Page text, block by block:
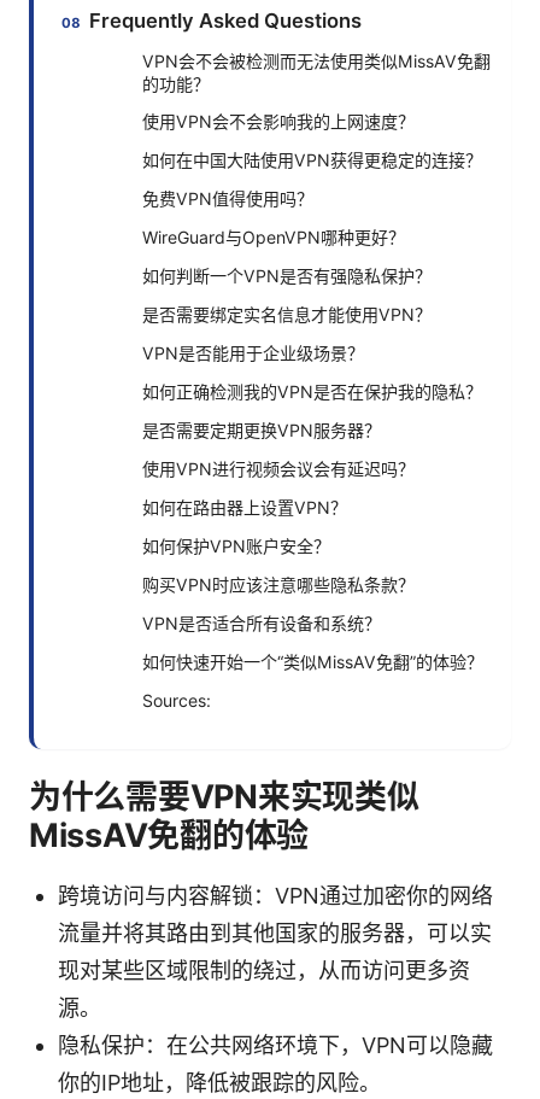
Frequently Asked Questions
VPN会不会被检测而无法使用类似MissAV免翻
的功能？
使用VPN会不会影响我的上网速度？
如何在中国大陆使用VPN获得更稳定的连接？
免费VPN值得使用吗？
WireGuard与OpenVPN哪种更好？
如何判断一个VPN是否有强隐私保护？
是否需要绑定实名信息才能使用VPN？
VPN是否能用于企业级场景？
如何正确检测我的VPN是否在保护我的隐私？
是否需要定期更换VPN服务器？
使用VPN进行视频会议会有延迟吗？
如何在路由器上设置VPN？
如何保护VPN账户安全？
购买VPN时应该注意哪些隐私条款？
VPN是否适合所有设备和系统？
如何快速开始一个“类似MissAV免翻”的体验？
Sources:
为什么需要VPN来实现类似
MissAV免翻的体验
跨境访问与内容解锁：VPN通过加密你的网络
流量并将其路由到其他国家的服务器，可以实
现对某些区域限制的绕过，从而访问更多资
源。
隐私保护：在公共网络环境下，VPN可以隐藏
你的IP地址，降低被跟踪的风险。